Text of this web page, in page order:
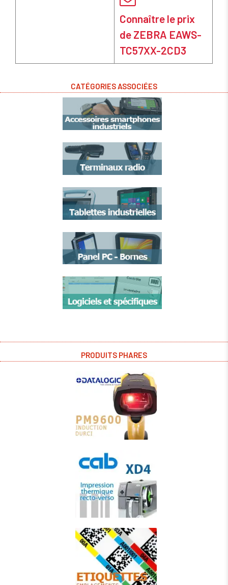
Connaître le prix
de ZEBRA EAWS-
TC57XX-2CD3
CATÉGORIES ASSOCIÉES
PRODUITS PHARES